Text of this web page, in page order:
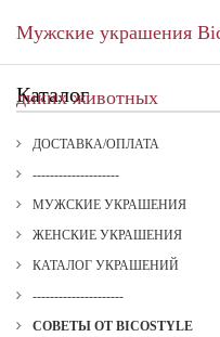
Мужские украшения
диких животных
Каталог
ДОСТАВКА/ОПЛАТА
--------------------
МУЖСКИЕ УКРАШЕНИЯ
ЖЕНСКИЕ УКРАШЕНИЯ
КАТАЛОГ УКРАШЕНИЙ
---------------------
СОВЕТЫ ОТ BICOSTYLE